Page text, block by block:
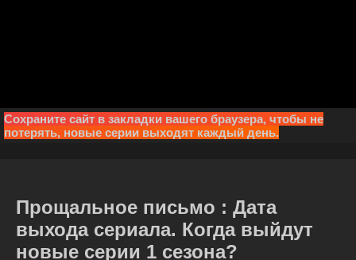
Сохраните сайт в закладки вашего браузера, чтобы не
потерять, новые серии выходят каждый день.
Прощальное письмо : Дата
выхода сериала. Когда выйдут
новые серии 1 сезона?